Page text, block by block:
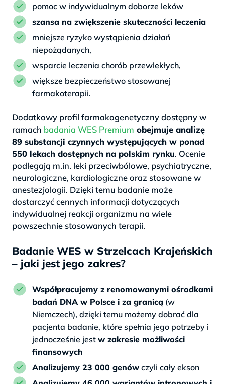
pomoc w indywidualnym doborze leków
szansa na zwiększenie skuteczności leczenia
mniejsze ryzyko wystąpienia działań
niepożądanych,
wsparcie leczenia chorób przewlekłych,
większe bezpieczeństwo stosowanej
farmakoterapii.
Dodatkowy profil farmakogenetyczny dostępny w
ramach badania WES Premium obejmuje analizę
89 substancji czynnych występujących w ponad
550 lekach dostępnych na polskim rynku. Ocenie
podlegają m.in. leki przeciwbólowe, psychiatryczne,
neurologiczne, kardiologiczne oraz stosowane w
anestezjologii. Dzięki temu badanie może
dostarczyć cennych informacji dotyczących
indywidualnej reakcji organizmu na wiele
powszechnie stosowanych terapii.
Badanie WES w Strzelcach Krajeńskich
– jaki jest jego zakres?
Współpracujemy z renomowanymi ośrodkami
badań DNA w Polsce i za granicą (w
Niemczech), dzięki temu możemy dobrać dla
pacjenta badanie, które spełnia jego potrzeby i
jednocześnie jest w zakresie możliwości
finansowych
Analizujemy 23 000 genów czyli cały ekson